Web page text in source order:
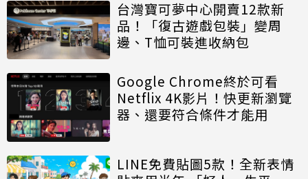
台灣寶可夢中心開賣12款新
品！「復古遊戲包裝」變周
邊、T恤可裝進收納包
Google Chrome終於可看
Netflix 4K影片！快更新瀏覽
器、還要符合條件才能用
LINE免費貼圖5款！全新表情